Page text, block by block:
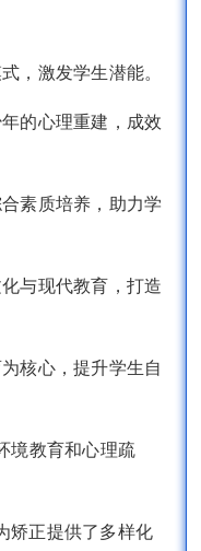
，激发学生潜能。
的心理重建，成效
素质培养，助力学
与现代教育，打造
核心，提升学生自
境教育和心理疏
矫正提供了多样化